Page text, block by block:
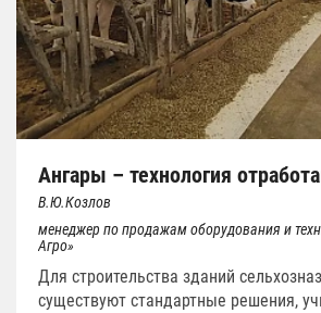
Ангары – технология
В.Ю.Козлов
менеджер по продажам оборудования и
Агро»
Для строительства зданий
существуют стандартные решения,